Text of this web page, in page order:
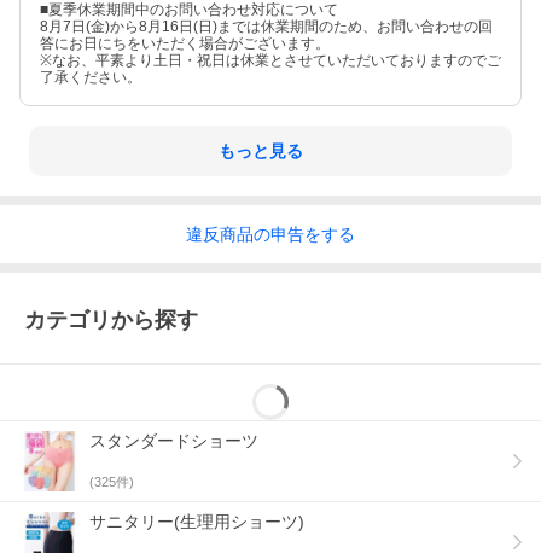
■夏季休業期間中のお問い合わせ対応について
8月7日(金)から8月16日(日)までは休業期間のため、お問い合わせの回
答にお日にちをいただく場合がございます。
※なお、平素より土日・祝日は休業とさせていただいておりますのでご
了承ください。
もっと見る
違反商品の申告をする
カテゴリから探す
スタンダードショーツ
(325件)
サニタリー(生理用ショーツ)